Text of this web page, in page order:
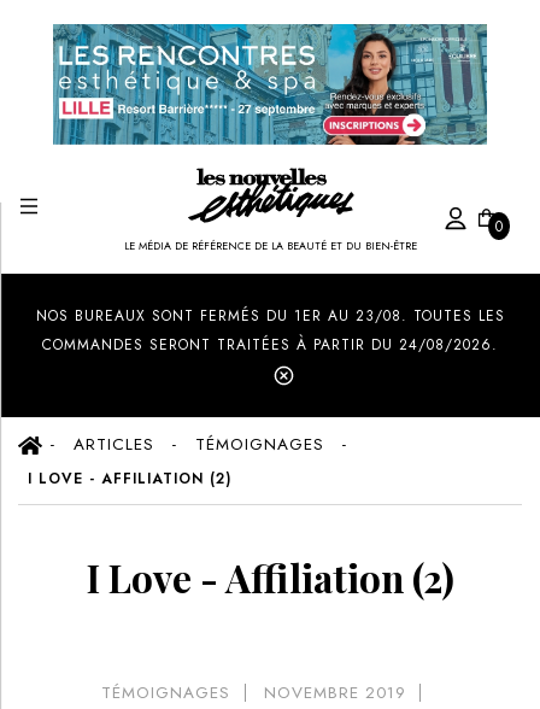
LE MÉDIA DE RÉFÉRENCE DE LA BEAUTÉ ET DU BIEN-ÊTRE
0
NOS BUREAUX SONT FERMÉS DU 1ER AU 23/08. TOUTES LES
COMMANDES SERONT TRAITÉES À PARTIR DU 24/08/2026.
ARTICLES TÉMOIGNAGES
I LOVE - AFFILIATION (2)
I Love - Affiliation (2)
TÉMOIGNAGES
NOVEMBRE 2019